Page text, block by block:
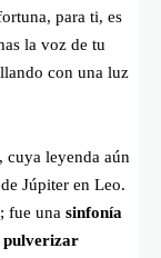
para ti, es
la voz de tu
con una luz
cuya leyenda aún
Júpiter en Leo.
fue una sinfonía
pulverizar